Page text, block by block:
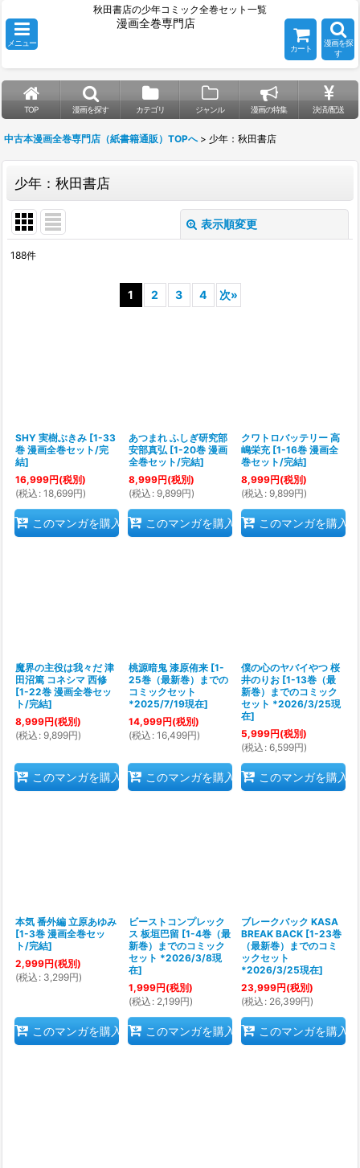
秋田書店の少年コミック全巻セット一覧
メニュー
漫画全巻専門店
カート
漫画を探
す
TOP 漫画を探す カテゴリ ジャンル 漫画の特集 決済/配送
中古本漫画全巻専門店（紙書籍通販）TOPへ > 少年：秋田書店
少年：秋田書店
表示順変更
188件
1 2 3 4 次»
SHY 実樹ぶきみ [1-33
巻 漫画全巻セット/完
結]
16,999円(税別)
(税込 : 18,699円)
このマンガを購入
あつまれ ふしぎ研究部
安部真弘 [1-20巻 漫画
全巻セット/完結]
8,999円(税別)
(税込 : 9,899円)
このマンガを購入
クワトロバッテリー 高
嶋栄充 [1-16巻 漫画全
巻セット/完結]
8,999円(税別)
(税込 : 9,899円)
このマンガを購入
魔界の主役は我々だ 津
田沼篤 コネシマ 西修
[1-22巻 漫画全巻セッ
ト/完結]
8,999円(税別)
(税込 : 9,899円)
このマンガを購入
桃源暗鬼 漆原侑来 [1-
25巻（最新巻）までの
コミックセット
*2025/7/19現在]
14,999円(税別)
(税込 : 16,499円)
このマンガを購入
僕の心のヤバイやつ 桜
井のりお [1-13巻（最
新巻）までのコミック
セット *2026/3/25現
在]
5,999円(税別)
(税込 : 6,599円)
このマンガを購入
本気 番外編 立原あゆみ
[1-3巻 漫画全巻セッ
ト/完結]
2,999円(税別)
(税込 : 3,299円)
このマンガを購入
ビーストコンプレック
ス 板垣巴留 [1-4巻（最
新巻）までのコミック
セット *2026/3/8現
在]
1,999円(税別)
(税込 : 2,199円)
このマンガを購入
ブレークバック KASA
BREAK BACK [1-23巻
（最新巻）までのコミ
ックセット
*2026/3/25現在]
23,999円(税別)
(税込 : 26,399円)
このマンガを購入